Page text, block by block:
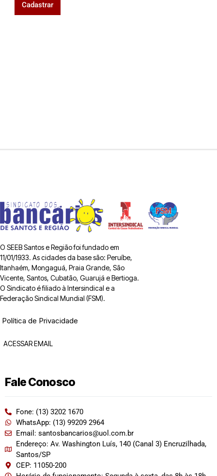
Cadastrar
O SEEB Santos e Região foi fundado em
11/01/1933. As cidades da base são: Peruíbe,
Itanhaém, Mongaguá, Praia Grande, São
Vicente, Santos, Cubatão, Guarujá e Bertioga.
O Sindicato é filiado à Intersindical e a
Federação Sindical Mundial (FSM).
Política de Privacidade
ACESSAR EMAIL
Fale Conosco
Fone: (13) 3202 1670
WhatsApp: (13) 99209 2964
Email: santosbancarios@uol.com.br
Endereço: Av. Washington Luís, 140 (Canal 3) Encruzilhada,
Santos/SP
CEP: 11050-200